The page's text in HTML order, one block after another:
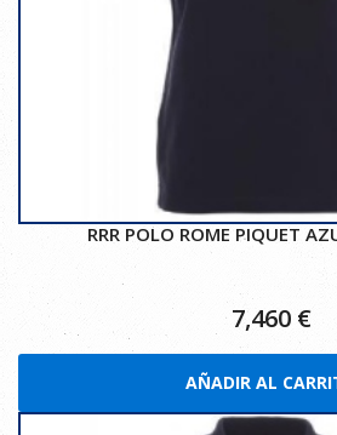
RRR POLO ROME PIQUET
7,460 €
AÑADIR AL